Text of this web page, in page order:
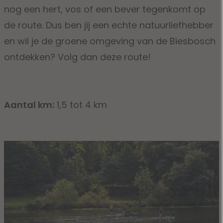
nog een hert, vos of een bever tegenkomt op
de route. Dus ben jij een echte natuurliefhebber
en wil je de groene omgeving van de Biesbosch
ontdekken? Volg dan deze route!
Aantal km: 1,5 tot 4 km